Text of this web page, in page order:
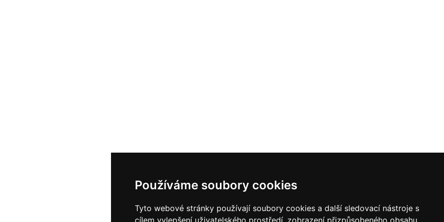
Používáme soubory cookies
Tyto webové stránky používají soubory cookies a další sledovací nástroje s
cílem vylepšení uživatelského prostředí, zobrazení přizpůsobeného obsahu